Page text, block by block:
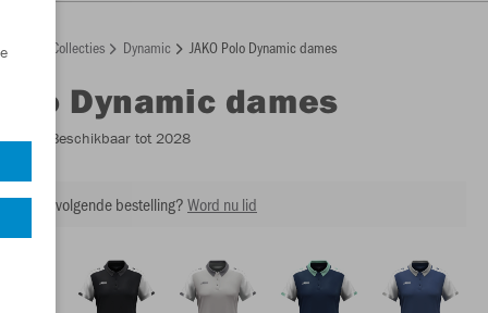
Collecties Dynamic JAKO Polo Dynamic dames
Polo Dynamic dames
- Beschikbaar tot 2028
op je volgende bestelling?Word nu lid